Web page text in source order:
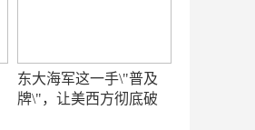
东大海军这一手\"普及
牌\"，让美西方彻底破